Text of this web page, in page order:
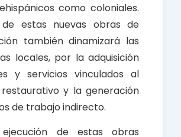
como coloniales.
estas nuevas obras de
también dinamizará las
locales, por la adquisición
y servicios vinculados al
y la generación
de trabajo indirecto.
de estas obras